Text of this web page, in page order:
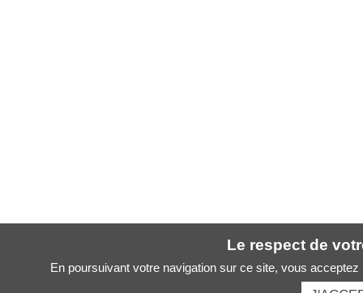
Le respect de
En poursuivant votre navigation sur ce site, vous